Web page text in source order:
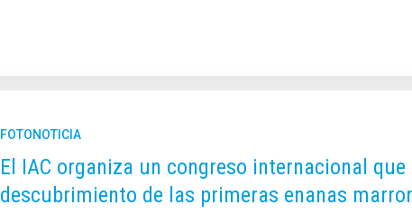
FOTONOTICIA
El IAC organiza un congreso internacional
descubrimiento de las primeras enanas